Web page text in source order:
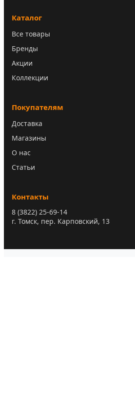
Каталог
Все товары
Бренды
Акции
Коллекции
Покупателям
Доставка
Магазины
О нас
Статьи
Контакты
8 (3822) 25-69-14
г. Томск, пер. Карповский, 13